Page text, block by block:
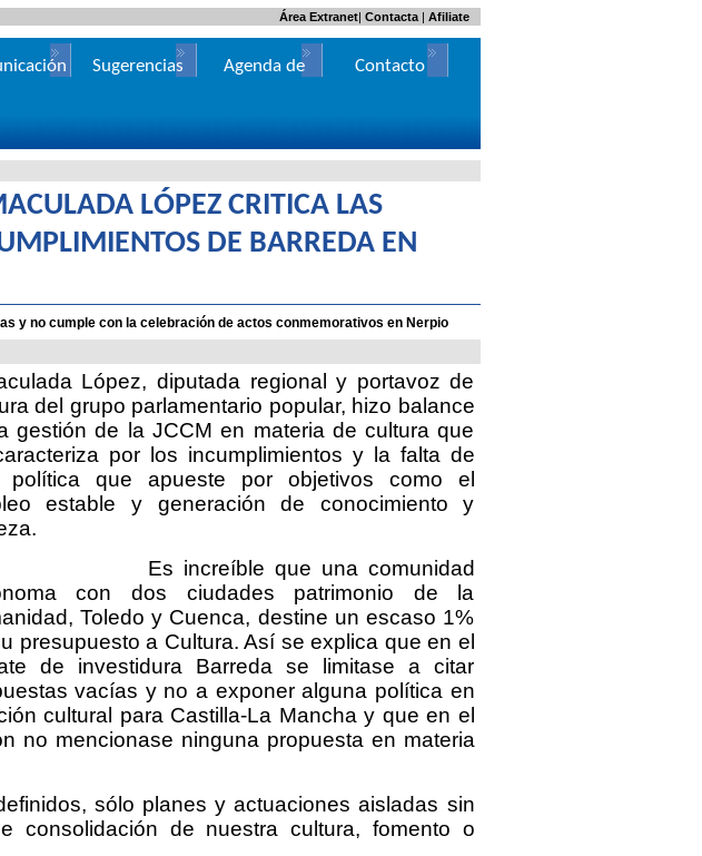
LÓPEZ CRITICA LAS
DE BARREDA EN
y no cumple con la celebración de actos conmemorativos en Nerpio
López, diputada regional y portavoz de
del grupo parlamentario popular, hizo balance
gestión de la JCCM en materia de cultura que
por los incumplimientos y la falta de
política que apueste por objetivos como el
estable y generación de conocimiento y
increíble que una comunidad
con dos ciudades patrimonio de la
Toledo y Cuenca, destine un escaso 1%
presupuesto a Cultura. Así se explica que en el
de investidura Barreda se limitase a citar
vacías y no a exponer alguna política en
cultural para Castilla-La Mancha y que en el
no mencionase ninguna propuesta en materia
sólo planes y actuaciones aisladas sin
consolidación de nuestra cultura, fomento o
| Contacta| Afiliate
Área Extranet
Sugerencias
Agenda de
Contacto